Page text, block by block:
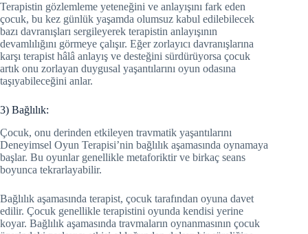
Terapistin gözlemleme yeteneğini ve anlayışını fark eden
çocuk, bu kez günlük yaşamda olumsuz kabul edilebilecek
bazı davranışları sergileyerek terapistin anlayışının
devamlılığını görmeye çalışır. Eğer zorlayıcı davranışlarına
karşı terapist hâlâ anlayış ve desteğini sürdürüyorsa çocuk
artık onu zorlayan duygusal yaşantılarını oyun odasına
taşıyabileceğini anlar.
3) Bağlılık:
Çocuk, onu derinden etkileyen travmatik yaşantılarını
Deneyimsel Oyun Terapisi’nin bağlılık aşamasında oynamaya
başlar. Bu oyunlar genellikle metaforiktir ve birkaç seans
boyunca tekrarlayabilir.
Bağlılık aşamasında terapist, çocuk tarafından oyuna davet
edilir. Çocuk genellikle terapistini oyunda kendisi yerine
koyar. Bağlılık aşamasında travmaların oynanmasının çocuk